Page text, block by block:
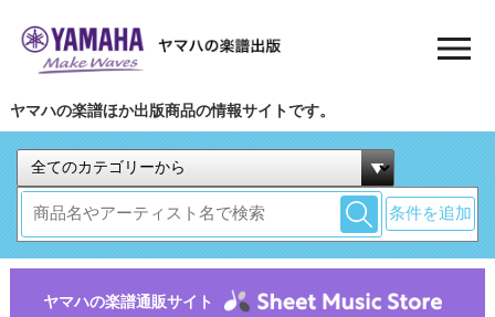
ヤマハの楽譜ほか出版商品の情報サイトです。
条件を追加
ヤマハの楽譜通販サイト